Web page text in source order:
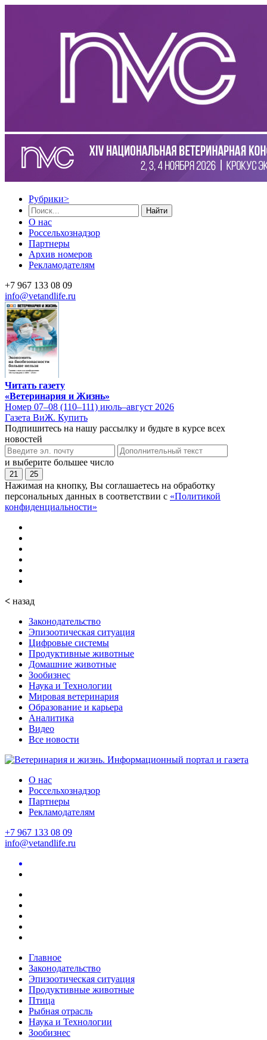
Рубрики>
Найти
О нас
Россельхознадзор
Партнеры
Архив номеров
Рекламодателям
+7 967 133 08 09
info@vetandlife.ru
Читать газету
«Ветеринария и Жизнь»
Номер 07–08 (110–111) июль–август 2026
Газета ВиЖ. Купить
Подпишитесь на нашу рассылку и будьте в курсе всех
новостей
и выберите большее число
21 25
Нажимая на кнопку, Вы соглашаетесь на обработку
персональных данных в соответствии с «Политикой
конфиденциальности»
< назад
Законодательство
Эпизоотическая ситуация
Цифровые системы
Продуктивные животные
Домашние животные
Зообизнес
Наука и Технологии
Мировая ветеринария
Образование и карьера
Аналитика
Видео
Все новости
О нас
Россельхознадзор
Партнеры
Рекламодателям
+7 967 133 08 09
info@vetandlife.ru
Главное
Законодательство
Эпизоотическая ситуация
Продуктивные животные
Птица
Рыбная отрасль
Наука и Технологии
Зообизнес